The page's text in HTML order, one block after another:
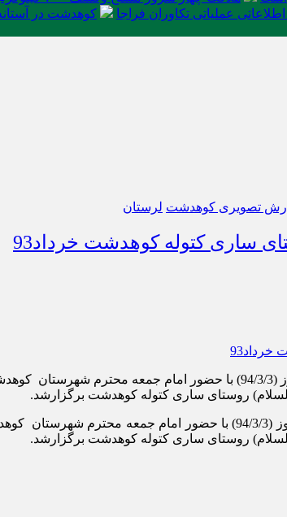
عملیاتی تکاوران فراجا کوهدشت در
تصویری کوهدشت لرستان
ساری کتوله کوهدشت خرداد93
به گزارش “کانون سبحان”؛ یادواره سردار شهید«خدارحم لرستانی» صبح امروز
روستای ساری کتوله کوهدشت برگزارشد.
یادواره سردار شهید«خدارحم لرستانی» صبح امروز (94/3/3) با
روستای ساری کتوله کوهدشت برگزارشد.